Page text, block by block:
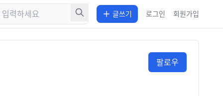
글쓰기 로그인 회원가입
팔로우